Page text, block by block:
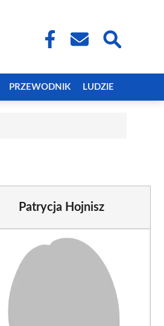
PRZEWODNIK LUDZIE
Patrycja Hojnisz